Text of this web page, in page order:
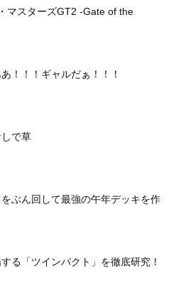
マスターズGT2 -Gate of the
！！！ギャルだぁ！！！
で草
ぶん回して最強の午年デッキを作
る「ツインパクト」を徹底研究！